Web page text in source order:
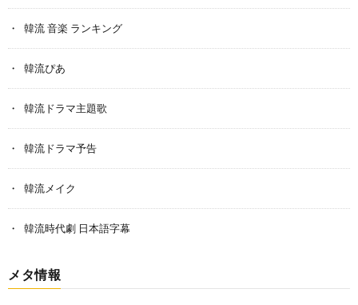
韓流 音楽 ランキング
韓流ぴあ
韓流ドラマ主題歌
韓流ドラマ予告
韓流メイク
韓流時代劇 日本語字幕
メタ情報